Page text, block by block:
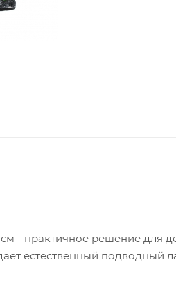
см - практичное решение для
естественный подводный